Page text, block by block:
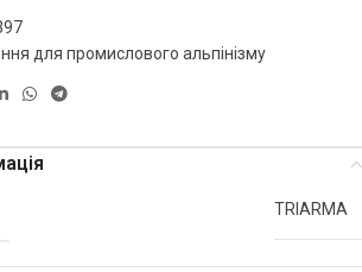
для промислового альпінізму
TRIARMA